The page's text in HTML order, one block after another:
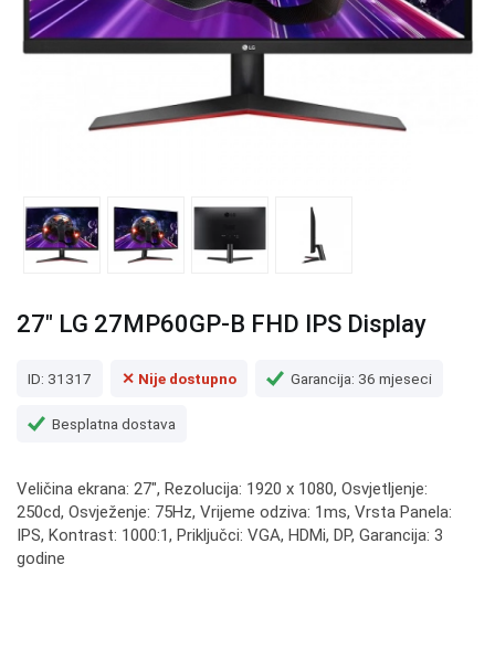
27" LG 27MP60GP-B FHD IPS Display
ID: 31317 ✕ Nije dostupno Garancija: 36 mjeseci
Besplatna dostava
Veličina ekrana: 27", Rezolucija: 1920 x 1080, Osvjetljenje:
250cd, Osvježenje: 75Hz, Vrijeme odziva: 1ms, Vrsta Panela:
IPS, Kontrast: 1000:1, Priključci: VGA, HDMi, DP, Garancija: 3
godine